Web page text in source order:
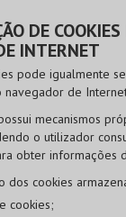
DE
INTERNET
pode igualmente
navegador de
mecanismos
o utilizador
obter informações
dos cookies
cookies;